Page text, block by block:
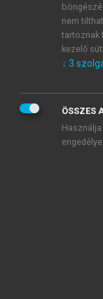
Általános
mersz.hu
tudomásul
nem
tartoznak
kezelő
↓ 3
ÖSSZES